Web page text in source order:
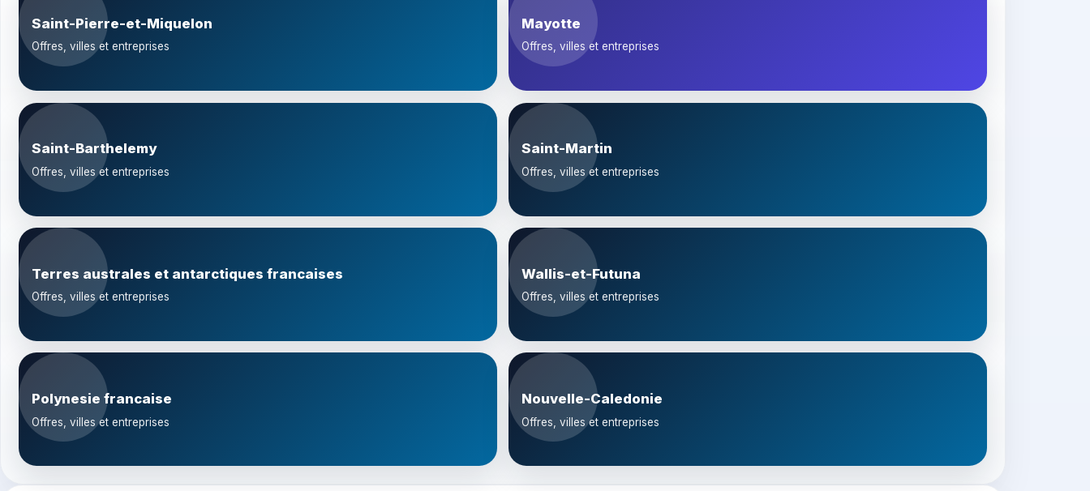
Saint-Pierre-et-Miquelon
Offres, villes et entreprises
Mayotte
Offres, villes et entreprises
Saint-Barthelemy
Offres, villes et entreprises
Saint-Martin
Offres, villes et entreprises
Terres australes et antarctiques francaises
Offres, villes et entreprises
Wallis-et-Futuna
Offres, villes et entreprises
Polynesie francaise
Offres, villes et entreprises
Nouvelle-Caledonie
Offres, villes et entreprises